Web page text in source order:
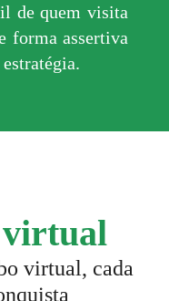
de quem visita
forma assertiva
virtual
virtual, cada